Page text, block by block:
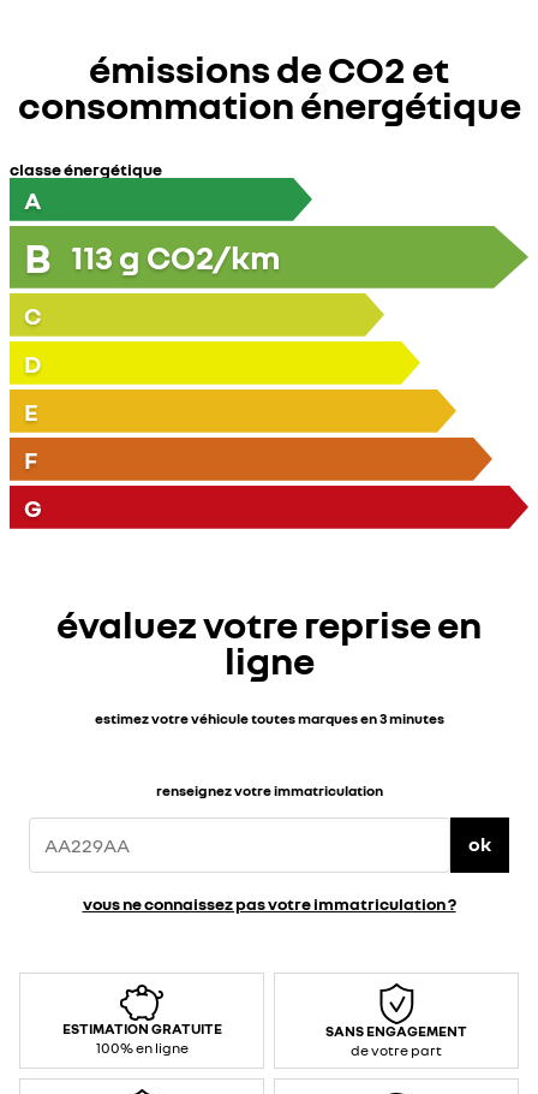
EndFragment-
</p>
émissions de CO2 et
consommation énergétique
classe énergétique
A
B 113 g CO2/km
C
D
E
F
G
évaluez votre reprise en
ligne
estimez votre véhicule toutes marques en 3 minutes
renseignez votre immatriculation
ok
vous ne connaissez pas votre immatriculation ?
ESTIMATION GRATUITE
100% en ligne
SANS ENGAGEMENT
de votre part